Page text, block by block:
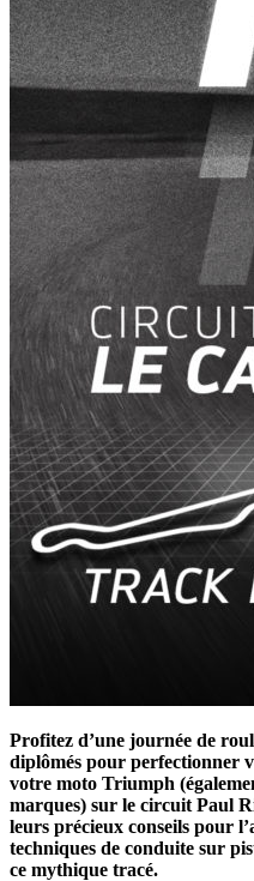
Profitez d’une journée de
diplômés pour perfectionner
votre moto Triumph
marques) sur le circuit Paul
leurs précieux conseils pour
techniques de conduite sur
ce mythique tracé.